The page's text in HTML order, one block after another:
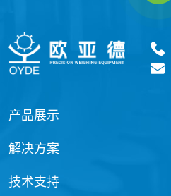
产品展示
解决方案
技术支持